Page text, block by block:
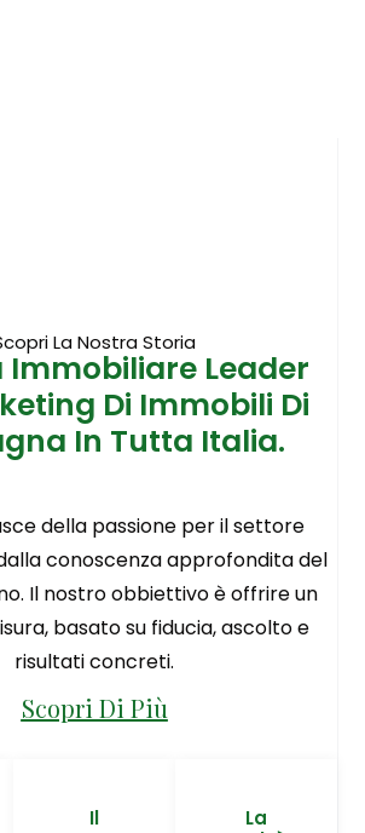
La Nostra Storia
Immobiliare Leader
Di Immobili Di
In Tutta Italia.
della passione per il settore
conoscenza approfondita del
Il nostro obbiettivo è offrire un
basato su fiducia, ascolto e
risultati concreti.
Scopri Di Più
Il
La